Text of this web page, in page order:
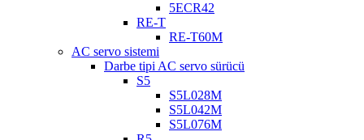
5ECR42
RE-T
RE-T60M
AC servo sistemi
Darbe tipi AC servo sürücü
S5
S5L028M
S5L042M
S5L076M